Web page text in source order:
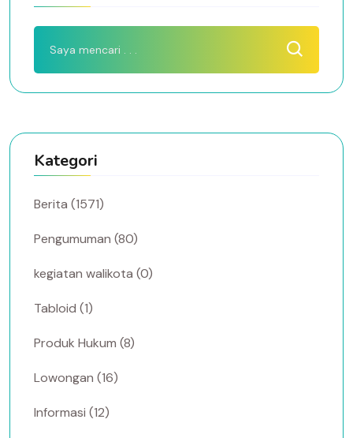
Kategori
Berita (1571)
Pengumuman (80)
kegiatan walikota (0)
Tabloid (1)
Produk Hukum (8)
Lowongan (16)
Informasi (12)